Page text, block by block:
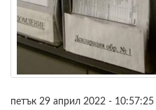
петък 29 април 2022 - 10:57:25